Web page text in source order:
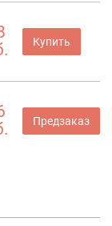
Купить
Предзаказ